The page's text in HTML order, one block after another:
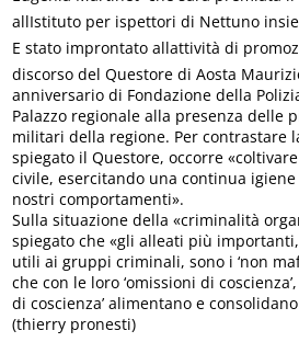
allIstituto per ispettori di Nettuno
E stato improntato allattività di
discorso del Questore di Aosta
anniversario di Fondazione della
Palazzo regionale alla presenza delle
militari della regione. Per contrastare
spiegato il Questore, occorre
civile, esercitando una continua
nostri comportamenti».
Sulla situazione della «criminalità
spiegato che «gli alleati più
utili ai gruppi criminali, sono i ‘non
che con le loro ‘omissioni di
di coscienza’ alimentano e
(thierry pronesti)